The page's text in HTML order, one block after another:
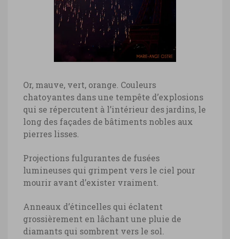
Or, mauve, vert, orange. Couleurs
chatoyantes dans une tempête d’explosions
qui se répercutent à l’intérieur des jardins, le
long des façades de bâtiments nobles aux
pierres lisses.
Projections fulgurantes de fusées
lumineuses qui grimpent vers le ciel pour
mourir avant d’exister vraiment.
Anneaux d’étincelles qui éclatent
grossièrement en lâchant une pluie de
diamants qui sombrent vers le sol.